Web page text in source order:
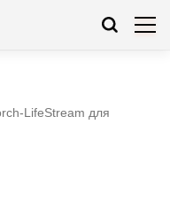
LifeStream для